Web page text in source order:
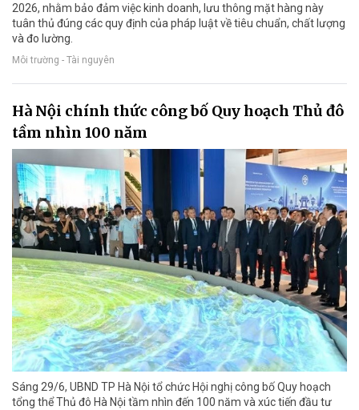
2026, nhằm bảo đảm việc kinh doanh, lưu thông mặt hàng này
tuân thủ đúng các quy định của pháp luật về tiêu chuẩn, chất lượng
và đo lường.
Môi trường - Tài nguyên
Hà Nội chính thức công bố Quy hoạch Thủ đô
tầm nhìn 100 năm
Sáng 29/6, UBND TP Hà Nội tổ chức Hội nghị công bố Quy hoạch
tổng thể Thủ đô Hà Nội tầm nhìn đến 100 năm và xúc tiến đầu tư